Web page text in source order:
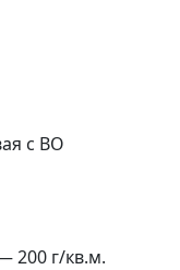
с ВО
200 г/кв.м.